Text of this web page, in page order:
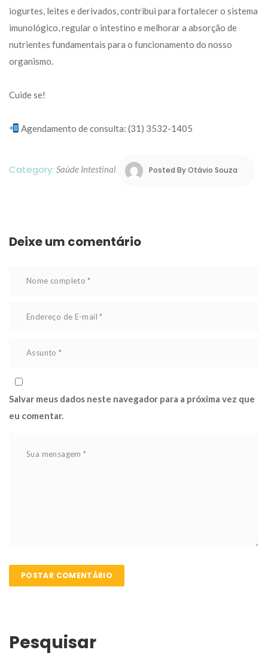
iogurtes, leites e derivados, contribui para fortalecer o sistema
imunológico, regular o intestino e melhorar a absorção de
nutrientes fundamentais para o funcionamento do nosso
organismo.
Cuide se!
Agendamento de consulta: (31) 3532-1405
Category: Saúde Intestinal Posted By Otávio Souza
Deixe um comentário
Salvar meus dados neste navegador para a próxima vez que
eu comentar.
Pesquisar